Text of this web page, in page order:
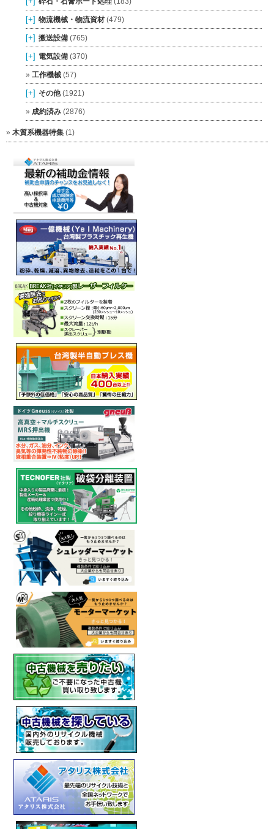
[+] 物流機械・物流資材 (479)
[+] 搬送設備 (765)
[+] 電気設備 (370)
工作機械 (57)
[+] その他(1921)
成約済み (2876)
木質系機器特集 (1)